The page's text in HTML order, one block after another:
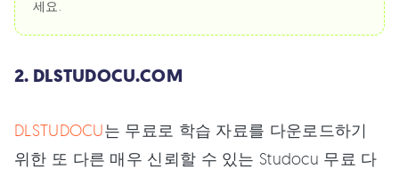
세요.
2. DLSTUDOCU.COM
DLSTUDOCU는 무료로 학습 자료를 다운로드하기
위한 또 다른 매우 신뢰할 수 있는 Studocu 무료 다